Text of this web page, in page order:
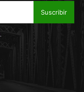
Suscribir
.